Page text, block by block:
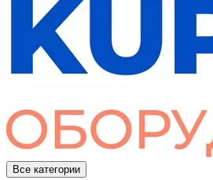
Все категории